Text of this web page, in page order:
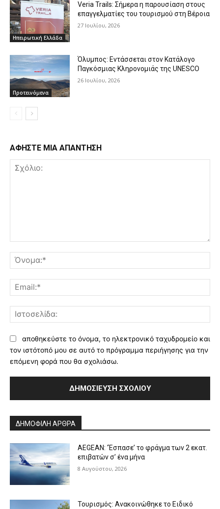
Ηπειρωτική Ελλάδα
Veria Trails: Σήμερα η παρουσίαση στους
επαγγελματίες του τουρισμού στη Βέροια
27 Ιουλίου, 2026
Προτεινόμενα
Όλυμπος: Εντάσσεται στον Κατάλογο
Παγκόσμιας Κληρονομιάς της UNESCO
26 Ιουλίου, 2026
ΑΦΗΣΤΕ ΜΙΑ ΑΠΑΝΤΗΣΗ
αποθηκεύστε το όνομα, το ηλεκτρονικό ταχυδρομείο και
τον ιστότοπό μου σε αυτό το πρόγραμμα περιήγησης για την
επόμενη φορά που θα σχολιάσω.
ΔΗΜΟΦΙΛΗ ΑΡΘΡΑ
AEGEAN: ‘Έσπασε’ το φράγμα των 2 εκατ.
επιβατών σ’ ένα μήνα
8 Αυγούστου, 2026
Τουρισμός: Ανακοινώθηκε το Ειδικό